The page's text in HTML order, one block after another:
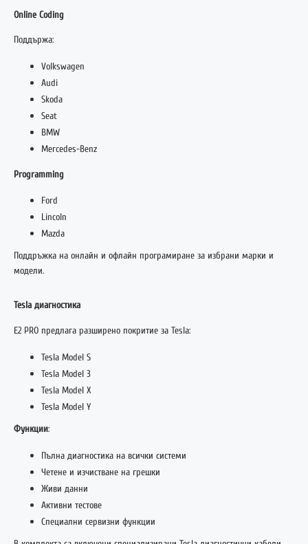
Online Coding
Поддържа:
Volkswagen
Audi
Skoda
Seat
BMW
Mercedes-Benz
Programming
Ford
Lincoln
Mazda
Поддръжка на онлайн и офлайн програмиране за избрани марки и
модели.
Tesla диагностика
E2 PRO предлага разширено покритие за Tesla:
Tesla Model S
Tesla Model 3
Tesla Model X
Tesla Model Y
Функции:
Пълна диагностика на всички системи
Четене и изчистване на грешки
Живи данни
Активни тестове
Специални сервизни функции